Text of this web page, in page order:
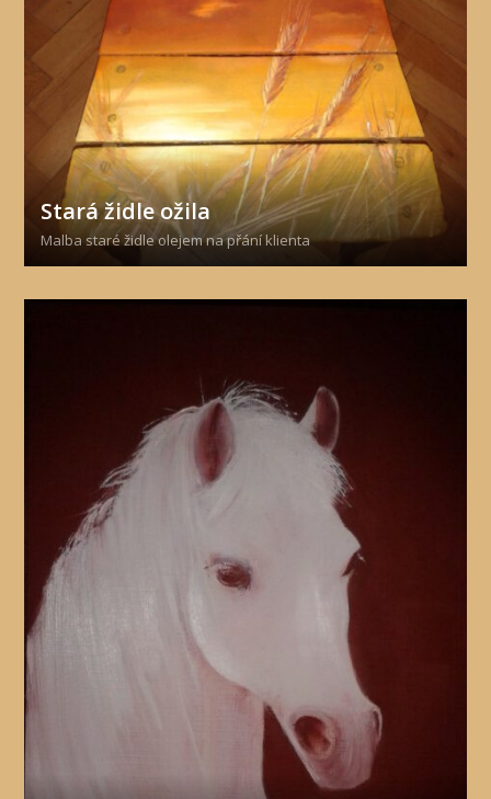
Stará židle ožila
Malba staré židle olejem na přání klienta